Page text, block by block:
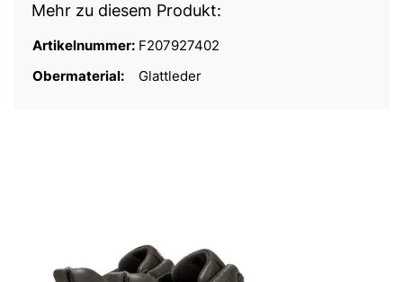
Mehr zu diesem Produkt:
Artikelnummer: F207927402
Obermaterial:
Glattleder